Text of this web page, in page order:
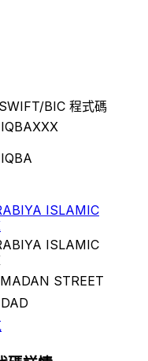
BIC 程式碼
ISLAMIC
ISLAMIC
STREET